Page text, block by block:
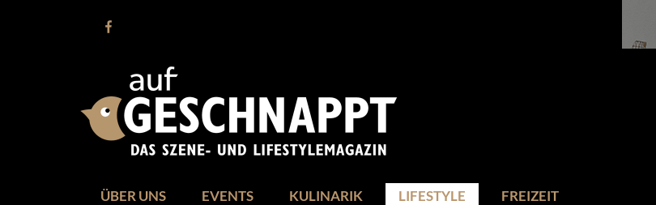
ÜBER UNS EVENTS KULINARIK LIFESTYLE FREIZEIT